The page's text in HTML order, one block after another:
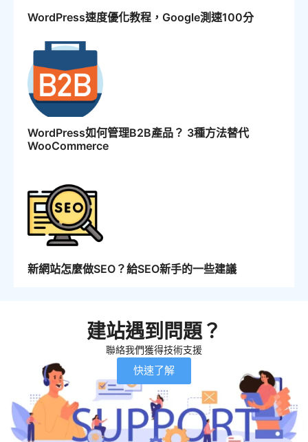
WordPress速度優化教程，Google測速100分
WordPress如何管理B2B產品？ 3種方法替代
WooCommerce
新網站怎麼做SEO？給SEO新手的一些建議
建站遇到問題？
聯絡我們獲得技術支援
快速了解